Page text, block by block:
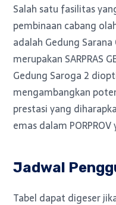
Salah satu fasilitas
pembinaan cabang
adalah Gedung
merupakan SARPRAS
Gedung Saroga 2
mengambangkan
prestasi yang
emas dalam
Jadwal